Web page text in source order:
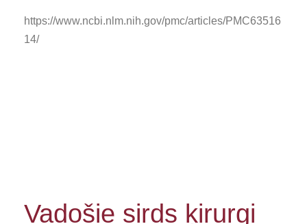
https://www.ncbi.nlm.nih.gov/pmc/articles/PMC63516
14/
Vadošie sirds ķirurgi